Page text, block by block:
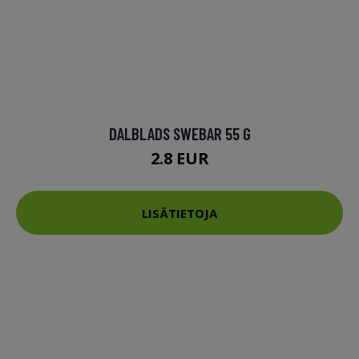
DALBLADS SWEBAR 55 G
2.8 EUR
LISÄTIETOJA